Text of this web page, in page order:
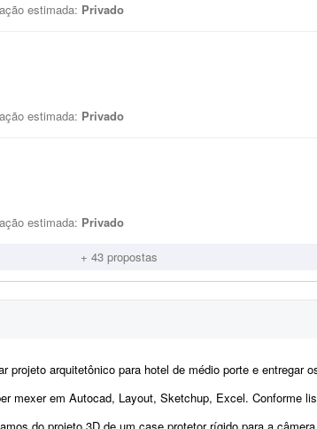
estimada: Privado
estimada: Privado
estimada: Privado
+ 43 propostas
arquitetônico para hotel de médio porte e entregar os desenhos técnicos realizados em
Autocad, Layout, Sketchup, Excel. Conforme listagem do word dos ajustes solicitados edas